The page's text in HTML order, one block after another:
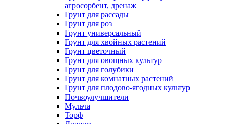
агросорбент, дренаж
Грунт для рассады
Грунт для роз
Грунт универсальный
Грунт для хвойных растений
Грунт цветочный
Грунт для овощных культур
Грунт для голубики
Грунт для комнатных растений
Грунт для плодово-ягодных культур
Почвоулучшители
Мульча
Торф